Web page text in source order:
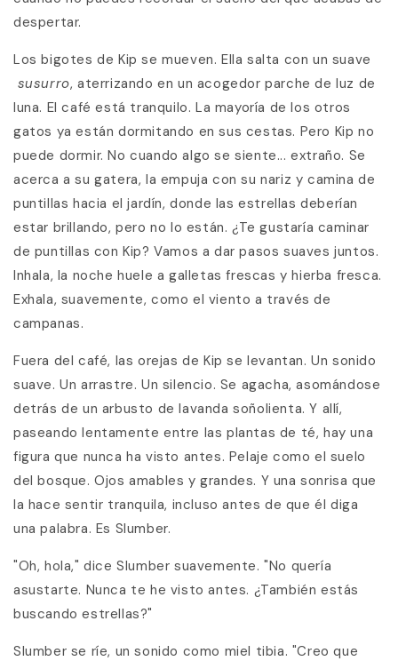
despertar.
Los bigotes de Kip se mueven. Ella salta con un suave
susurro, aterrizando en un acogedor parche de luz de
luna. El café está tranquilo. La mayoría de los otros
gatos ya están dormitando en sus cestas. Pero Kip no
puede dormir. No cuando algo se siente... extraño. Se
acerca a su gatera, la empuja con su nariz y camina de
puntillas hacia el jardín, donde las estrellas deberían
estar brillando, pero no lo están. ¿Te gustaría caminar
de puntillas con Kip? Vamos a dar pasos suaves juntos.
Inhala, la noche huele a galletas frescas y hierba fresca.
Exhala, suavemente, como el viento a través de
campanas.
Fuera del café, las orejas de Kip se levantan. Un sonido
suave. Un arrastre. Un silencio. Se agacha, asomándose
detrás de un arbusto de lavanda soñolienta. Y allí,
paseando lentamente entre las plantas de té, hay una
figura que nunca ha visto antes. Pelaje como el suelo
del bosque. Ojos amables y grandes. Y una sonrisa que
la hace sentir tranquila, incluso antes de que él diga
una palabra. Es Slumber.
"Oh, hola," dice Slumber suavemente. "No quería
asustarte. Nunca te he visto antes. ¿También estás
buscando estrellas?"
Slumber se ríe, un sonido como miel tibia. "Creo que